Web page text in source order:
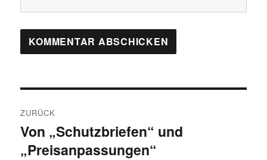
ZURÜCK
Vorheriger
Beitrag:
Von „Schutzbriefen“ und
„Preisanpassungen“